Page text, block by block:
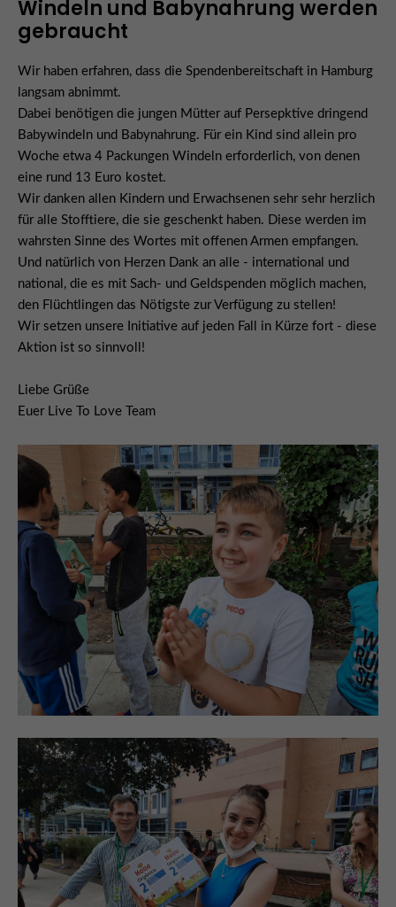
Windeln und Babynahrung werden
gebraucht
Wir haben erfahren, dass die Spendenbereitschaft in Hamburg
langsam abnimmt.
Dabei benötigen die jungen Mütter auf Persepktive dringend
Babywindeln und Babynahrung. Für ein Kind sind allein pro
Woche etwa 4 Packungen Windeln erforderlich, von denen
eine rund 13 Euro kostet.
Wir danken allen Kindern und Erwachsenen sehr sehr herzlich
für alle Stofftiere, die sie geschenkt haben. Diese werden im
wahrsten Sinne des Wortes mit offenen Armen empfangen.
Und natürlich von Herzen Dank an alle - international und
national, die es mit Sach- und Geldspenden möglich machen,
den Flüchtlingen das Nötigste zur Verfügung zu stellen!
Wir setzen unsere Initiative auf jeden Fall in Kürze fort - diese
Aktion ist so sinnvoll!
Liebe Grüße
Euer Live To Love Team